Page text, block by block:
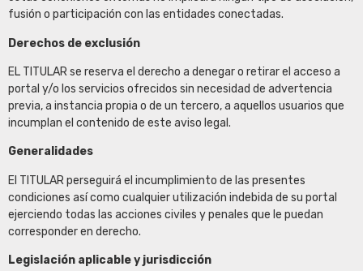
fusión o participación con las entidades conectadas.
Derechos de exclusión
EL TITULAR se reserva el derecho a denegar o retirar el acceso a
portal y/o los servicios ofrecidos sin necesidad de advertencia
previa, a instancia propia o de un tercero, a aquellos usuarios que
incumplan el contenido de este aviso legal.
Generalidades
El TITULAR perseguirá el incumplimiento de las presentes
condiciones así como cualquier utilización indebida de su portal
ejerciendo todas las acciones civiles y penales que le puedan
corresponder en derecho.
Legislación aplicable y jurisdicción